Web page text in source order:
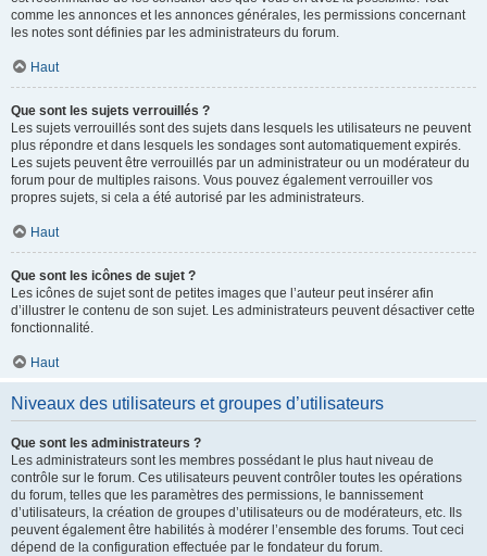
comme les annonces et les annonces générales, les permissions concernant
les notes sont définies par les administrateurs du forum.
Haut
Que sont les sujets verrouillés ?
Les sujets verrouillés sont des sujets dans lesquels les utilisateurs ne peuvent
plus répondre et dans lesquels les sondages sont automatiquement expirés.
Les sujets peuvent être verrouillés par un administrateur ou un modérateur du
forum pour de multiples raisons. Vous pouvez également verrouiller vos
propres sujets, si cela a été autorisé par les administrateurs.
Haut
Que sont les icônes de sujet ?
Les icônes de sujet sont de petites images que l’auteur peut insérer afin
d’illustrer le contenu de son sujet. Les administrateurs peuvent désactiver cette
fonctionnalité.
Haut
Niveaux des utilisateurs et groupes d’utilisateurs
Que sont les administrateurs ?
Les administrateurs sont les membres possédant le plus haut niveau de
contrôle sur le forum. Ces utilisateurs peuvent contrôler toutes les opérations
du forum, telles que les paramètres des permissions, le bannissement
d’utilisateurs, la création de groupes d’utilisateurs ou de modérateurs, etc. Ils
peuvent également être habilités à modérer l’ensemble des forums. Tout ceci
dépend de la configuration effectuée par le fondateur du forum.